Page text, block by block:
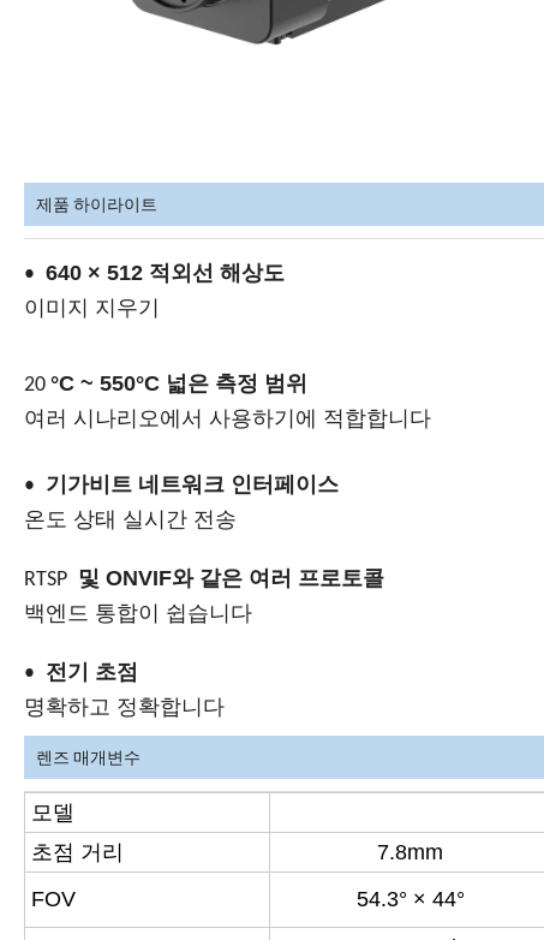
제품 하이라이트
• 640 × 512 적외선 해상도
이미지 지우기
20 °C ~ 550°C 넓은 측정 범위
여러 시나리오에서 사용하기에 적합합니다
• 기가비트 네트워크 인터페이스
온도 상태 실시간 전송
RTSP 및 ONVIF와 같은 여러 프로토콜
백엔드 통합이 쉽습니다
• 전기 초점
명확하고 정확합니다
렌즈 매개변수
모델
초점 거리
7.8mm
FOV
54.3° × 44°